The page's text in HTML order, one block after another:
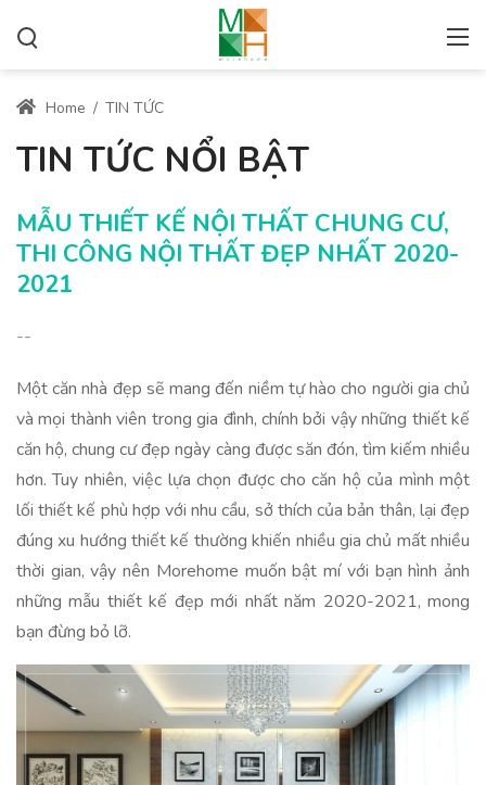
Home / TIN TỨC
TIN TỨC NỔI BẬT
MẪU THIẾT KẾ NỘI THẤT CHUNG CƯ,
THI CÔNG NỘI THẤT ĐẸP NHẤT 2020-
2021
--
Một căn nhà đẹp sẽ mang đến niềm tự hào cho người gia chủ
và mọi thành viên trong gia đình, chính bởi vậy những thiết kế
căn hộ, chung cư đẹp ngày càng được săn đón, tìm kiếm nhiều
hơn. Tuy nhiên, việc lựa chọn được cho căn hộ của mình một
lối thiết kế phù hợp với nhu cầu, sở thích của bản thân, lại đẹp
đúng xu hướng thiết kế thường khiến nhiều gia chủ mất nhiều
thời gian, vậy nên Morehome muốn bật mí với bạn hình ảnh
những mẫu thiết kế đẹp mới nhất năm 2020-2021, mong
bạn đừng bỏ lỡ.